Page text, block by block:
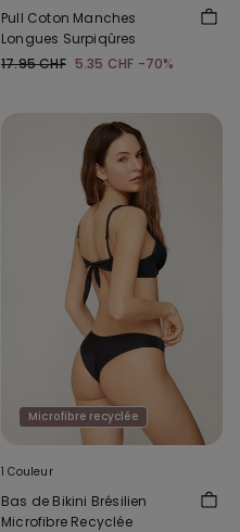
Pull Coton Manches
Longues Surpiqûres
17.95 CHF 5.35 CHF -70%
Microfibre recyclée
1 Couleur
Bas de Bikini Brésilien
Microfibre Recyclée